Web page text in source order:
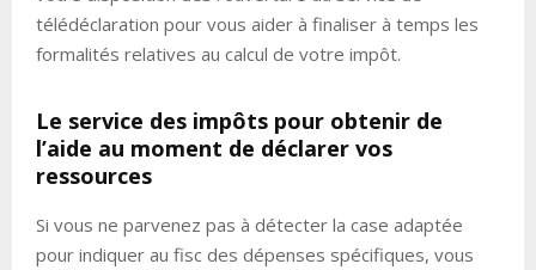
télédéclaration pour vous aider à finaliser à temps les
formalités relatives au calcul de votre impôt.
Le service des impôts pour obtenir de
l’aide au moment de déclarer vos
ressources
Si vous ne parvenez pas à détecter la case adaptée
pour indiquer au fisc des dépenses spécifiques, vous